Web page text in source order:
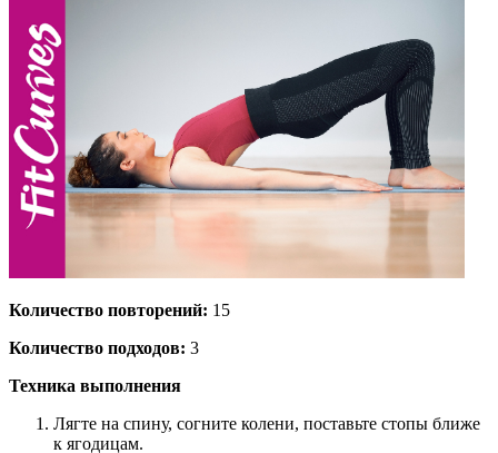
Количество повторений: 15
Количество подходов: 3
Техника выполнения
Лягте на спину, согните колени, поставьте стопы ближе
к ягодицам.